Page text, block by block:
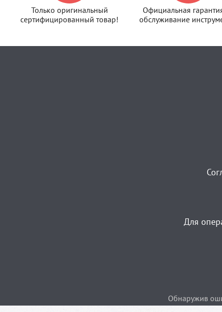
Только оригинальный
сертифицированный товар!
Официальная
обслуживание
Для
Обнаружив